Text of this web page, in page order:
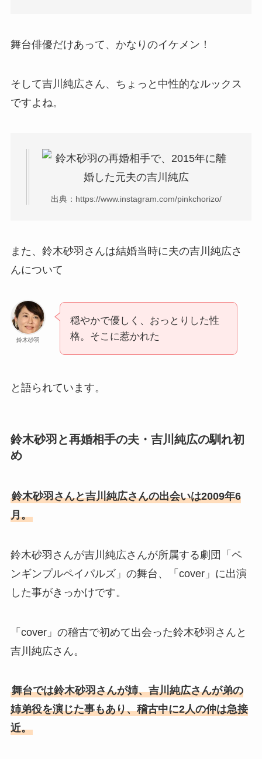
舞台俳優だけあって、かなりのイケメン！
そして吉川純広さん、ちょっと中性的なルックス
ですよね。
出典：https://www.instagram.com/pinkchorizo/
また、鈴木砂羽さんは結婚当時に夫の吉川純広さ
んについて
鈴木砂羽
穏やかで優しく、おっとりした性
格。そこに惹かれた
と語られています。
鈴木砂羽と再婚相手の夫・吉川純広の馴れ初
め
鈴木砂羽さんと吉川純広さんの出会いは2009年6
月。
鈴木砂羽さんが吉川純広さんが所属する劇団「ペ
ンギンプルペイパルズ」の舞台、「cover」に出演
した事がきっかけです。
「cover」の稽古で初めて出会った鈴木砂羽さんと
吉川純広さん。
舞台では鈴木砂羽さんが姉、吉川純広さんが弟の
姉弟役を演じた事もあり、稽古中に2人の仲は急接
近。